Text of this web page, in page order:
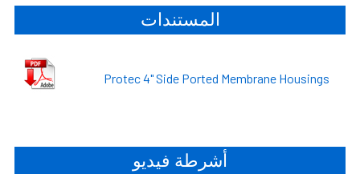
المستندات
Protec 4" Side Ported Membrane Housings
أشرطة فيديو